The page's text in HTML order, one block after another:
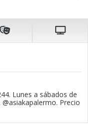
Lunes a sábados de
Precio